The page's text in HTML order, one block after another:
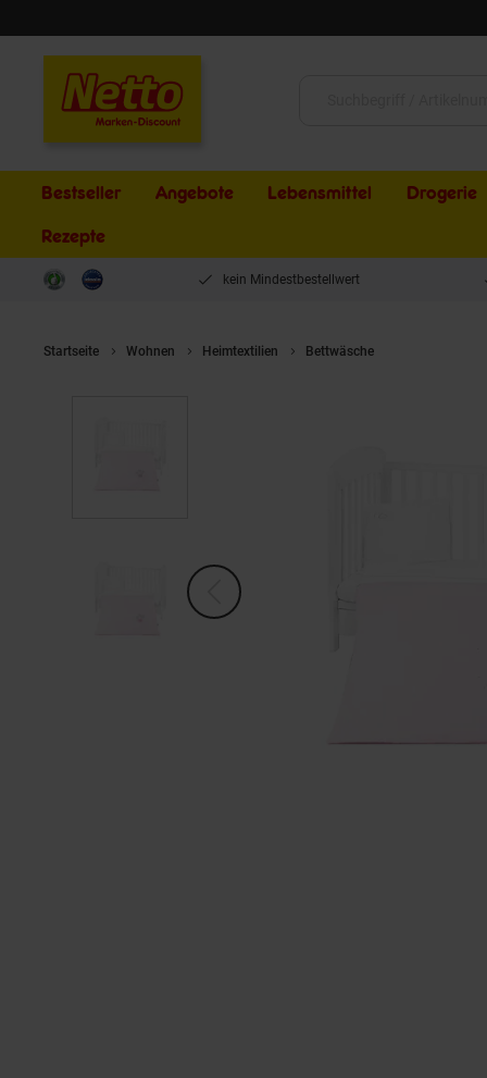
Bestseller Angebote Lebensmittel Drogerie
Rezepte
kein Mindestbestellwert
Startseite Wohnen Heimtextilien Bettwäsche